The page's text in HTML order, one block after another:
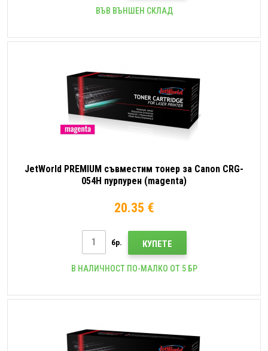
ВЪВ ВЪНШЕН СКЛАД
JetWorld PREMIUM съвместим тонер за Canon CRG-
054H пурпурен (magenta)
20.35 €
бр. КУПЕТЕ
В НАЛИЧНОСТ ПО-МАЛКО ОТ 5 БР